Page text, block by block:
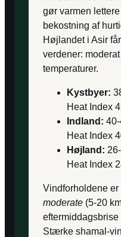
gør varmen
bekostning af
Højlandet i Asir
verdener:
temperaturer.
Kystbyer:
Heat Index
Indland:
Heat Index
Højland:
Heat Index
Vindforholdene er
moderate (5-20
Stærke shamal-